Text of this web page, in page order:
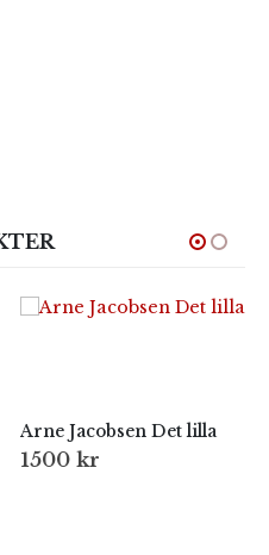
Arne Jacobsen Det lilla
1500 kr